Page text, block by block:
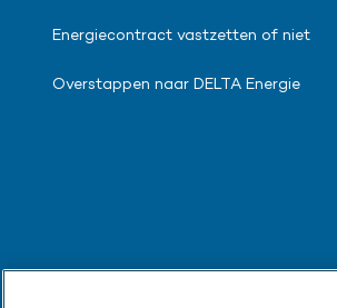
Energiecontract vastzetten of niet
Overstappen naar DELTA Energie